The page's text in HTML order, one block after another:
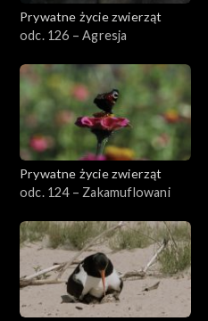
Prywatne życie zwierząt
odc. 126 – Agresja
Prywatne życie zwierząt
odc. 124 – Zakamuflowani